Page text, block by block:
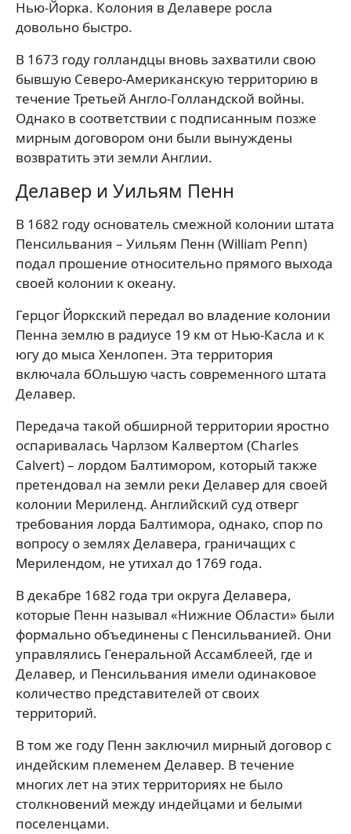
Нью-Йорка. Колония в Делавере росла
довольно быстро.
В 1673 году голландцы вновь захватили свою
бывшую Северо-Американскую территорию в
течение Третьей Англо-Голландской войны.
Однако в соответствии с подписанным позже
мирным договором они были вынуждены
возвратить эти земли Англии.
Делавер и Уильям Пенн
В 1682 году основатель смежной колонии штата
Пенсильвания – Уильям Пенн (William Penn)
подал прошение относительно прямого выхода
своей колонии к океану.
Герцог Йоркский передал во владение колонии
Пенна землю в радиусе 19 км от Нью-Касла и к
югу до мыса Хенлопен. Эта территория
включала бОльшую часть современного штата
Делавер.
Передача такой обширной территории яростно
оспаривалась Чарлзом Калвертом (Charles
Calvert)– лордом Балтимором, который также
претендовал на земли реки Делавер для своей
колонии Мериленд. Английский суд отверг
требования лорда Балтимора, однако, спор по
вопросу о землях Делавера, граничащих с
Мерилендом, не утихал до 1769 года.
В декабре 1682 года три округа Делавера,
которые Пенн называл «Нижние Области» были
формально объединены с Пенсильванией. Они
управлялись Генеральной Ассамблеей, где и
Делавер, и Пенсильвания имели одинаковое
количество представителей от своих
территорий.
В том же году Пенн заключил мирный договор с
индейским племенем Делавер. В течение
многих лет на этих территориях не было
столкновений между индейцами и белыми
поселенцами.